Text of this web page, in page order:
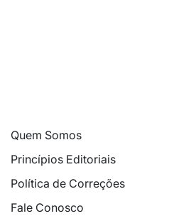
Quem Somos
Princípios Editoriais
Política de Correções
Fale Conosco